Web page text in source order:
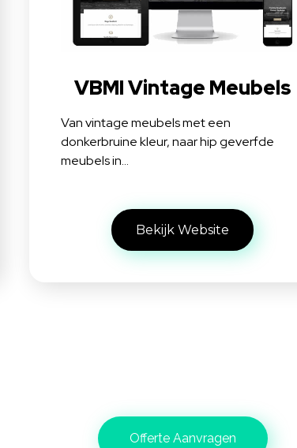
VBMI Vintage Meubels
Van vintage meubels met een
donkerbruine kleur, naar hip geverfde
meubels in…
Bekijk Website
Offerte Aanvragen